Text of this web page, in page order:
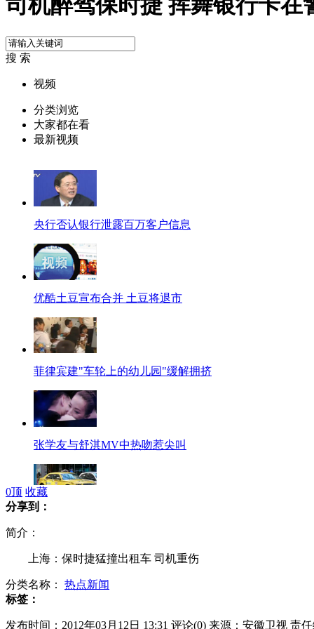
司机醉驾保时捷 挥舞银行卡在
搜 索
视频
分类浏览
大家都在看
最新视频
央行否认银行泄露百万客户信息
优酷土豆宣布合并 土豆将退市
菲律宾建"车轮上的幼儿园"缓解拥挤
张学友与舒淇MV中热吻惹尖叫
代表调研北京公安 盛赞两会安保
0顶 收藏
分享到：
简介：
上海：保时捷猛撞出租车 司机重伤
分类名称： 热点新闻
标签：
发布时间：2012年03月12日 13:31 评论(0) 来源：安徽卫视 责